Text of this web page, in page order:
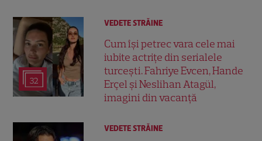
32
VEDETE STRĂINE
Cum își petrec vara cele mai
iubite actrițe din serialele
turcești. Fahriye Evcen, Hande
Erçel și Neslihan Atagül,
imagini din vacanță
VEDETE STRĂINE